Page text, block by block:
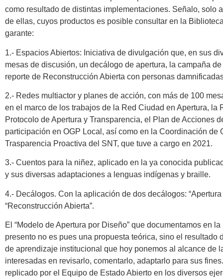
como resultado de distintas implementaciones. Señalo, solo
de ellas, cuyos productos es posible consultar en la
garante:
1.- Espacios Abiertos: Iniciativa de divulgación que, en sus
mesas de discusión, un decálogo de apertura, la campaña
reporte de Reconstrucción Abierta con personas
2.- Redes multiactor y planes de acción, con más de 100
en el marco de los trabajos de la Red Ciudad en Apertura, la
Protocolo de Apertura y Transparencia, el Plan de Acciones
participación en OGP Local, así como en la Coordinación de
Trasparencia Proactiva del SNT, que tuve a cargo en 2021.
3.- Cuentos para la niñez, aplicado en la ya conocida
y sus diversas adaptaciones a lenguas indígenas y braille.
4.- Decálogos. Con la aplicación de dos decálogos:
“Reconstrucción Abierta”.
El “Modelo de Apertura por Diseño” que documentamos en
presento no es pues una propuesta teórica, sino el resultado
de aprendizaje institucional que hoy ponemos al alcance de
interesadas en revisarlo, comentarlo, adaptarlo para sus
replicado por el Equipo de Estado Abierto en los diversos